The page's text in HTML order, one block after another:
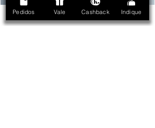
Pedidos Vale Cashback Indique